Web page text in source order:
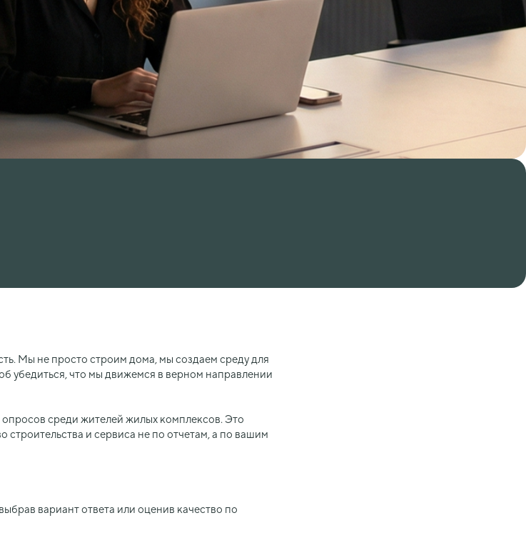
Мы не просто строим дома, мы создаем среду для
убедиться, что мы движемся в верном направлении
среди жителей жилых комплексов. Это
и сервиса не по отчетам, а по вашим
вариант ответа или оценив качество по